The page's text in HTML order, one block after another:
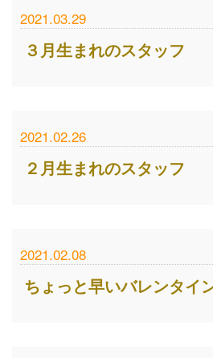
2021.03.29
３月生まれのスタッフ
2021.02.26
２月生まれのスタッフ
2021.02.08
ちょっと早いバレンタイ